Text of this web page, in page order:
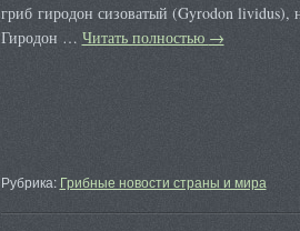
гриб гиродон сизоватый (Gyrodon lividus),
Гиродон … Читать полностью →
Рубрика: Грибные новости страны и мира